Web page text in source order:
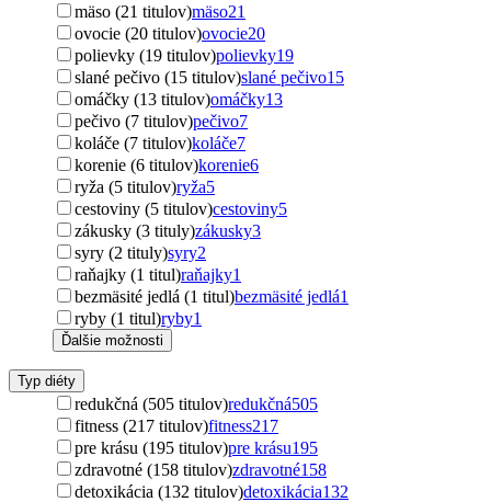
mäso (21 titulov)mäso21
ovocie (20 titulov)ovocie20
polievky (19 titulov)polievky19
slané pečivo (15 titulov)slané pečivo15
omáčky (13 titulov)omáčky13
pečivo (7 titulov)pečivo7
koláče (7 titulov)koláče7
korenie (6 titulov)korenie6
ryža (5 titulov)ryža5
cestoviny (5 titulov)cestoviny5
zákusky (3 tituly)zákusky3
syry (2 tituly)syry2
raňajky (1 titul)raňajky1
bezmäsité jedlá (1 titul)bezmäsité jedlá1
ryby (1 titul)ryby1
Ďalšie možnosti
Typ diéty
redukčná (505 titulov)redukčná505
fitness (217 titulov)fitness217
pre krásu (195 titulov)pre krásu195
zdravotné (158 titulov)zdravotné158
detoxikácia (132 titulov)detoxikácia132